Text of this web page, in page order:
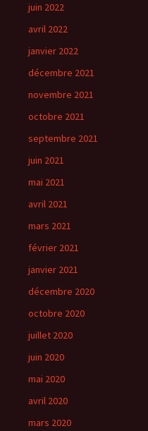
juin 2022
avril 2022
janvier 2022
décembre 2021
novembre 2021
octobre 2021
septembre 2021
juin 2021
mai 2021
avril 2021
mars 2021
février 2021
janvier 2021
décembre 2020
octobre 2020
juillet 2020
juin 2020
mai 2020
avril 2020
mars 2020